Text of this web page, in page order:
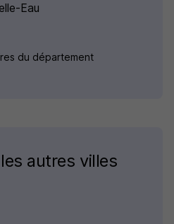
Eau
du département
autres villes